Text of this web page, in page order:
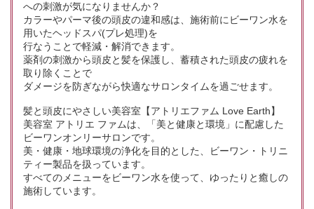
への刺激が気になりませんか？
カラーやパーマ後の頭皮の違和感は、施術前にビーワン水を
用いたヘッドスパ(プレ処理)を
行なうことで軽減・解消できます。
薬剤の刺激から頭皮と髪を保護し、蓄積された頭皮の疲れを
取り除くことで
ダメージを防ぎながら快適なサロンタイムを過ごせます。
髪と頭皮にやさしい美容室【アトリエファム Love Earth】
美容室 アトリエ ファムは、「美と健康と環境」に配慮した
ビーワンオンリーサロンです。
美・健康・地球環境の浄化を目的とした、ビーワン・トリニ
ティー製品を扱っています。
すべてのメニューをビーワン水を使って、ゆったりと癒しの
施術しています。